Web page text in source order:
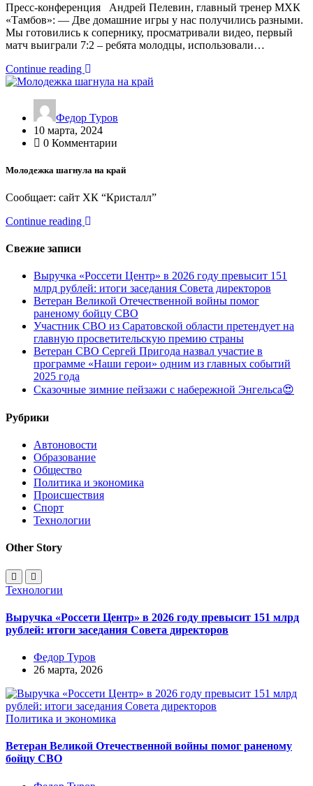
Пресс-конференция Андрей Пелевин, главный тренер МХК
«Тамбов»: — Две домашние игры у нас получились разными.
Мы готовились к сопернику, просматривали видео, первый
матч выиграли 7:2 – ребята молодцы, использовали…
Continue reading
Федор Туров
10 марта, 2024
0 Комментарии
Молодежка шагнула на край
Сообщает: сайт ХК “Кристалл”
Continue reading
Свежие записи
Выручка «Россети Центр» в 2026 году превысит 151
млрд рублей: итоги заседания Совета директоров
Ветеран Великой Отечественной войны помог
раненому бойцу СВО
Участник СВО из Саратовской области претендует на
главную просветительскую премию страны
Ветеран СВО Сергей Пригода назвал участие в
программе «Наши герои» одним из главных событий
2025 года
Сказочные зимние пейзажи с набережной Энгельса😍
Рубрики
Автоновости
Образование
Общество
Политика и экономика
Происшествия
Спорт
Технологии
Other Story
Технологии
Выручка «Россети Центр» в 2026 году превысит 151 млрд
рублей: итоги заседания Совета директоров
Федор Туров
26 марта, 2026
Политика и экономика
Ветеран Великой Отечественной войны помог раненому
бойцу СВО